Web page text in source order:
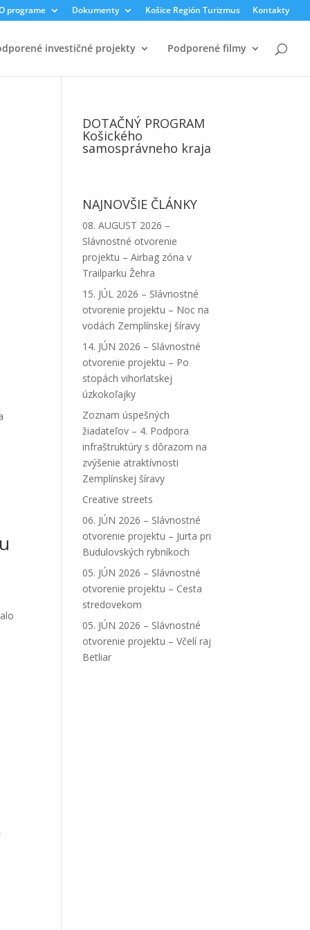
programe Dokumenty Košice Región Turizmus Kontakty
investičné projekty Podporené filmy
DOTAČNÝ PROGRAM
Košického
samosprávneho kraja
NAJNOVŠIE ČLÁNKY
08. AUGUST 2026 –
Slávnostné otvorenie
projektu – Airbag zóna v
Trailparku Žehra
15. JÚL 2026 – Slávnostné
otvorenie projektu – Noc na
vodách Zemplínskej šíravy
14. JÚN 2026 – Slávnostné
otvorenie projektu – Po
stopách vihorlatskej
úzkokoľajky
Zoznam úspešných
žiadateľov – 4. Podpora
infraštruktúry s dôrazom na
zvýšenie atraktívnosti
Zemplínskej šíravy
Creative streets
06. JÚN 2026 – Slávnostné
otvorenie projektu – Jurta pri
Budulovských rybníkoch
05. JÚN 2026 – Slávnostné
otvorenie projektu – Cesta
stredovekom
05. JÚN 2026 – Slávnostné
otvorenie projektu – Včelí raj
Betliar